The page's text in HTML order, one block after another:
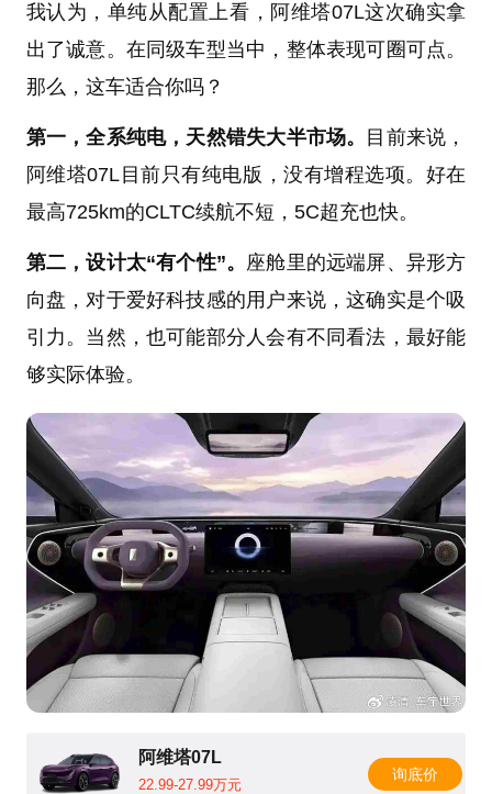
我认为，单纯从配置上看，阿维塔07L这次确实拿
出了诚意。在同级车型当中，整体表现可圈可点。
那么，这车适合你吗？
第一，全系纯电，天然错失大半市场。
目前来说，
阿维塔07L目前只有纯电版，没有增程选项。好在
最高725km的CLTC续航不短，5C超充也快。
第二，设计太“有个性”。 座舱里的远端屏、异形方
向盘，对于爱好科技感的用户来说，这确实是个吸
引力。当然，也可能部分人会有不同看法，最好能
够实际体验。
阿维塔07L
22.99-27.99万元
询底价